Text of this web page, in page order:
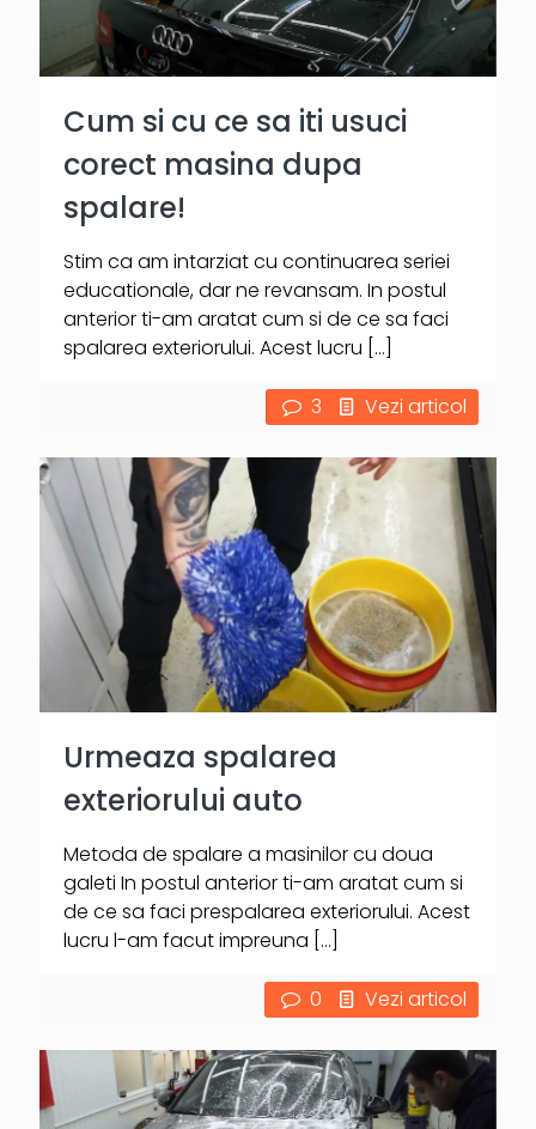
Cum si cu ce sa iti usuci
corect masina dupa
spalare!
Stim ca am intarziat cu continuarea seriei
educationale, dar ne revansam. In postul
anterior ti-am aratat cum si de ce sa faci
spalarea exteriorului. Acest lucru […]
3 Vezi articol
Urmeaza spalarea
exteriorului auto
Metoda de spalare a masinilor cu doua
galeti In postul anterior ti-am aratat cum si
de ce sa faci prespalarea exteriorului. Acest
lucru l-am facut impreuna […]
0 Vezi articol